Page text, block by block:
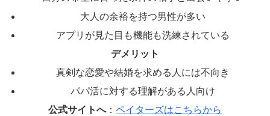
大人の余裕を持つ男性が多い
アプリが見た目も機能も洗練されている
デメリット
真剣な恋愛や結婚を求める人には不向き
パパ活に対する理解がある人向け
公式サイトへ： ペイターズはこちらから